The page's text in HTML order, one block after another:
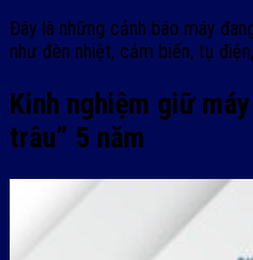
Đây là những cảnh báo máy
như đèn nhiệt, cảm biến, tụ
Kinh nghiệm giữ
trâu” 5 năm